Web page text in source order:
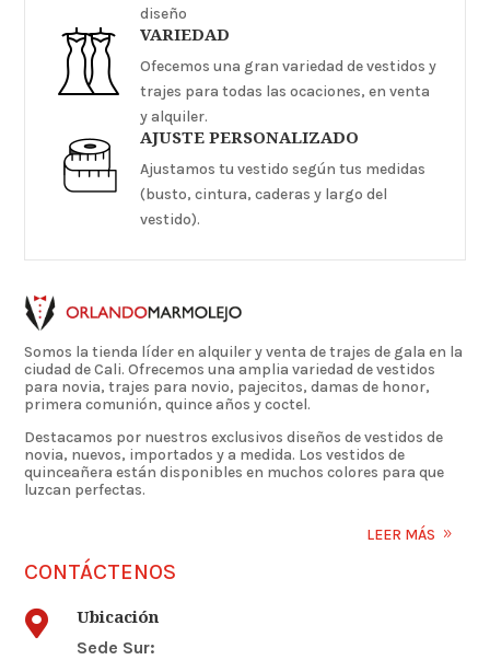
diseño
VARIEDAD
Ofecemos una gran variedad de vestidos y
trajes para todas las ocaciones, en venta
y alquiler.
AJUSTE PERSONALIZADO
Ajustamos tu vestido según tus medidas
(busto, cintura, caderas y largo del
vestido).
Somos la tienda líder en alquiler y venta de trajes de gala en la
ciudad de Cali. Ofrecemos una amplia variedad de vestidos
para novia, trajes para novio, pajecitos, damas de honor,
primera comunión, quince años y coctel.
Destacamos por nuestros exclusivos diseños de vestidos de
novia, nuevos, importados y a medida. Los vestidos de
quinceañera están disponibles en muchos colores para que
luzcan perfectas.
LEER MÁS
CONTÁCTENOS
 Ubicación
Sede Sur: